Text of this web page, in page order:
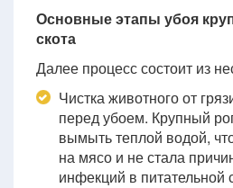
Основные этапы убоя
скота
Далее процесс состоит из
Чистка животного от
перед убоем. Крупный
вымыть теплой водой,
на мясо и не стала
инфекций в питательной